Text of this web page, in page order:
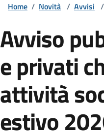
Home / Novità / Avvisi /
Avviso
e privati
attività
estivo